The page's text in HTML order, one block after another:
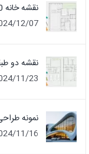
نقشه خانه 200 متری ویلایی | چهار خوابه شیک
12/07
نقشه دو
11/23
نمونه طراحی ویلا | 10 نمای
11/16